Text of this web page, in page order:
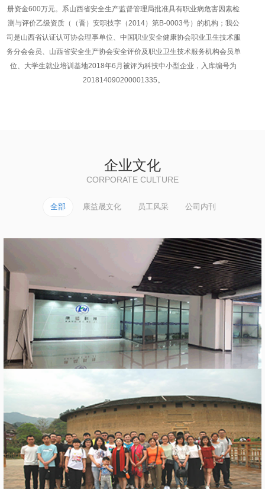
册资金600万元。系山西省安全生产监督管理局批准具有职业病危害因素检
测与评价乙级资质（（晋）安职技字（2014）第B-0003号）的机构；我公
司是山西省认证认可协会理事单位、中国职业安全健康协会职业卫生技术服
务分会会员、山西省安全生产协会安全评价及职业卫生技术服务机构会员单
位、大学生就业培训基地2018年6月被评为科技中小型企业，入库编号为
201814090200001335。
企业文化
CORPORATE CULTURE
全部 康益晟文化 员工风采 公司内刊